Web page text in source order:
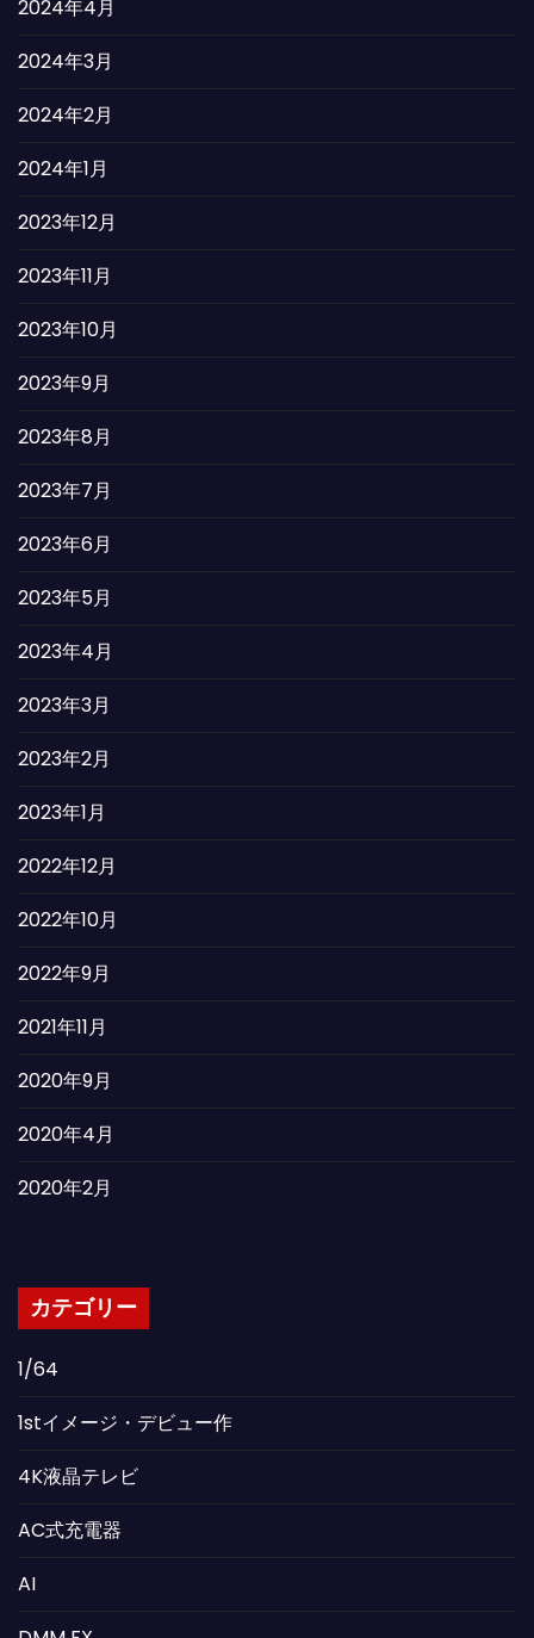
2024年4月
2024年3月
2024年2月
2024年1月
2023年12月
2023年11月
2023年10月
2023年9月
2023年8月
2023年7月
2023年6月
2023年5月
2023年4月
2023年3月
2023年2月
2023年1月
2022年12月
2022年10月
2022年9月
2021年11月
2020年9月
2020年4月
2020年2月
カテゴリー
1/64
1stイメージ・デビュー作
4K液晶テレビ
AC式充電器
AI